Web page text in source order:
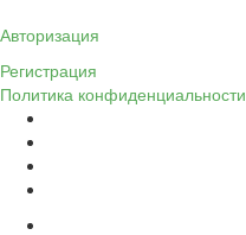
Авторизация
Регистрация
Политика конфиденциальности